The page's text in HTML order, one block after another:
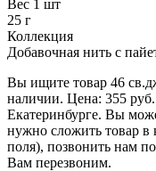
Вес 1 шт
25 г
Коллекция
Добавочная нить с
Вы ищите товар 46
наличии. Цена: 355 руб.
Екатеринбурге. Вы
нужно сложить товар в
поля), позвонить нам
Вам перезвоним.